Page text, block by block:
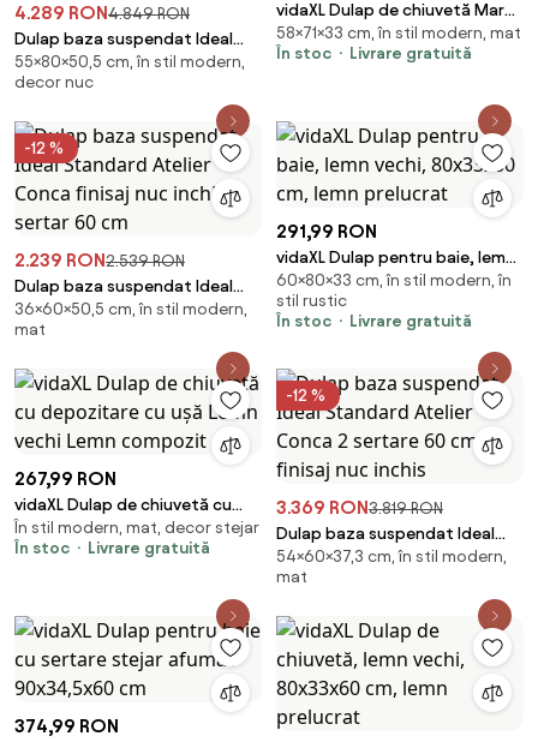
4.289 RON4.849 RON
Dulap baza suspendat Ideal
Standard Atelier Conca 2
sertare finisaj nuc inchis 80 cm
55×80×50,5 cm, în stil modern,
decor nuc
vidaXL Dulap de chiuvetă Maro
71 x 33 x 58 cm Lemn Solid de
Acacia
58×71×33 cm, în stil modern, mat
În stoc
Livrare gratuită
-12 %
2.239 RON2.539 RON
Dulap baza suspendat Ideal
Standard Atelier Conca finisaj
nuc inchis 1 sertar 60 cm
36×60×50,5 cm, în stil modern,
mat
291,99 RON
vidaXL Dulap pentru baie, lemn
vechi, 80x33x60 cm, lemn
prelucrat
60×80×33 cm, în stil modern, în
stil rustic
În stoc
Livrare gratuită
267,99 RON
vidaXL Dulap de chiuvetă cu
depozitare cu ușă Lemn vechi
Lemn compozit
În stil modern, mat, decor stejar
În stoc
Livrare gratuită
-12 %
3.369 RON3.819 RON
Dulap baza suspendat Ideal
Standard Atelier Conca 2
sertare 60 cm finisaj nuc inchis
54×60×37,3 cm, în stil modern,
mat
374,99 RON